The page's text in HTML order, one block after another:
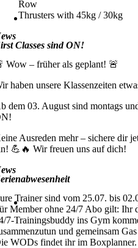
Row
Thrusters with 45kg / 30kg
Classes sind ON!
Wow – früher als geplant! 🚨
haben unsere Klassenzeiten
dem 03. August sind montags
Ausreden mehr – sichere dir
💪🔥 Wir freuen uns auf dich!
Trainer sind vom 25.07. bis
Member ohne 24/7 Abo gilt: Ihr
7-Trainingsbuddy ins Gym
und gemeinsam
WODs findet ihr im